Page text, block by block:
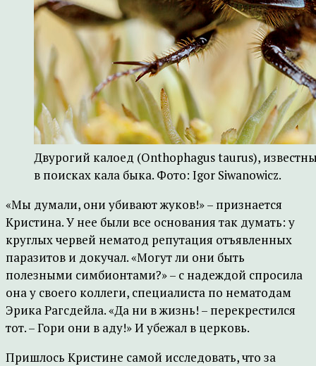
Двурогий калоед (Onthophagus taurus),
в поисках кала быка. Фото: Igor Siwanowicz.
«Мы думали, они убивают жуков!» – признается
Кристина. У нее были все основания так думать: у
круглых червей нематод репутация отъявленных
паразитов и докучал. «Могут ли они быть
полезными симбионтами?» – с надеждой спросила
она у своего коллеги, специалиста по нематодам
Эрика Рагсдейла. «Да ни в жизнь! – перекрестился
тот. – Гори они в аду!» И убежал в церковь.
Пришлось Кристине самой исследовать, что за